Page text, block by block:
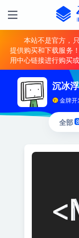
本站不是官方，
提供购买和下载服务
用中心链接进行购买
沉冰
金牌开
全部